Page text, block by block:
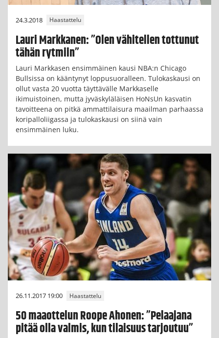
24.3.2018 Haastattelu
Lauri Markkanen: ”Olen vähitellen tottunut
tähän rytmiin”
Lauri Markkasen ensimmäinen kausi NBA:n Chicago
Bullsissa on kääntynyt loppusuoralleen. Tulokaskausi on
ollut vasta 20 vuotta täyttävälle Markkaselle
ikimuistoinen, mutta jyväskyläläisen HoNsUn kasvatin
tavoitteena on pitkä ammattilaisura maailman parhaassa
koripalloliigassa ja tulokaskausi on siinä vain
ensimmäinen luku.
26.11.2017 19:00 Haastattelu
50 maaottelun Roope Ahonen: ”Pelaajana
pitää olla valmis, kun tilaisuus tarjoutuu”